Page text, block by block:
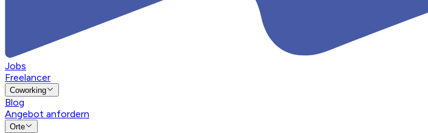
Jobs
Freelancer
Coworking
Blog
Angebot anfordern
Orte